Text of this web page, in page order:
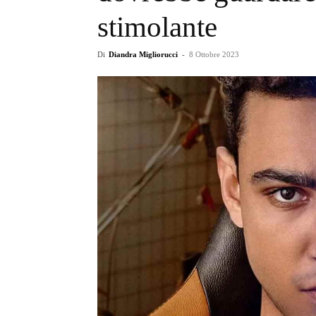
stimolante
Di Diandra Migliorucci - 8 Ottobre 2023